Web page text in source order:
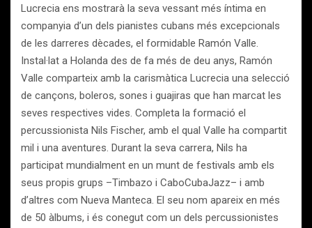
Lucrecia ens mostrarà la seva vessant més íntima en
companyia d’un dels pianistes cubans més excepcionals
de les darreres dècades, el formidable Ramón Valle.
Instal·lat a Holanda des de fa més de deu anys, Ramón
Valle comparteix amb la carismàtica Lucrecia una selecció
de cançons, boleros, sones i guajiras que han marcat les
seves respectives vides. Completa la formació el
percussionista Nils Fischer, amb el qual Valle ha compartit
mil i una aventures. Durant la seva carrera, Nils ha
participat mundialment en un munt de festivals amb els
seus propis grups –Timbazo i CaboCubaJazz– i amb
d’altres com Nueva Manteca. El seu nom apareix en més
de 50 àlbums, i és conegut com un dels percussionistes